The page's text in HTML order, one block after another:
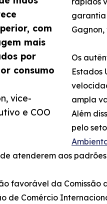
com
mais
por
consumo
vice-
e COO
garantia
Os
Estados
ampla
Além
pelo
atenderem aos
favorável da Comissão
de Comércio